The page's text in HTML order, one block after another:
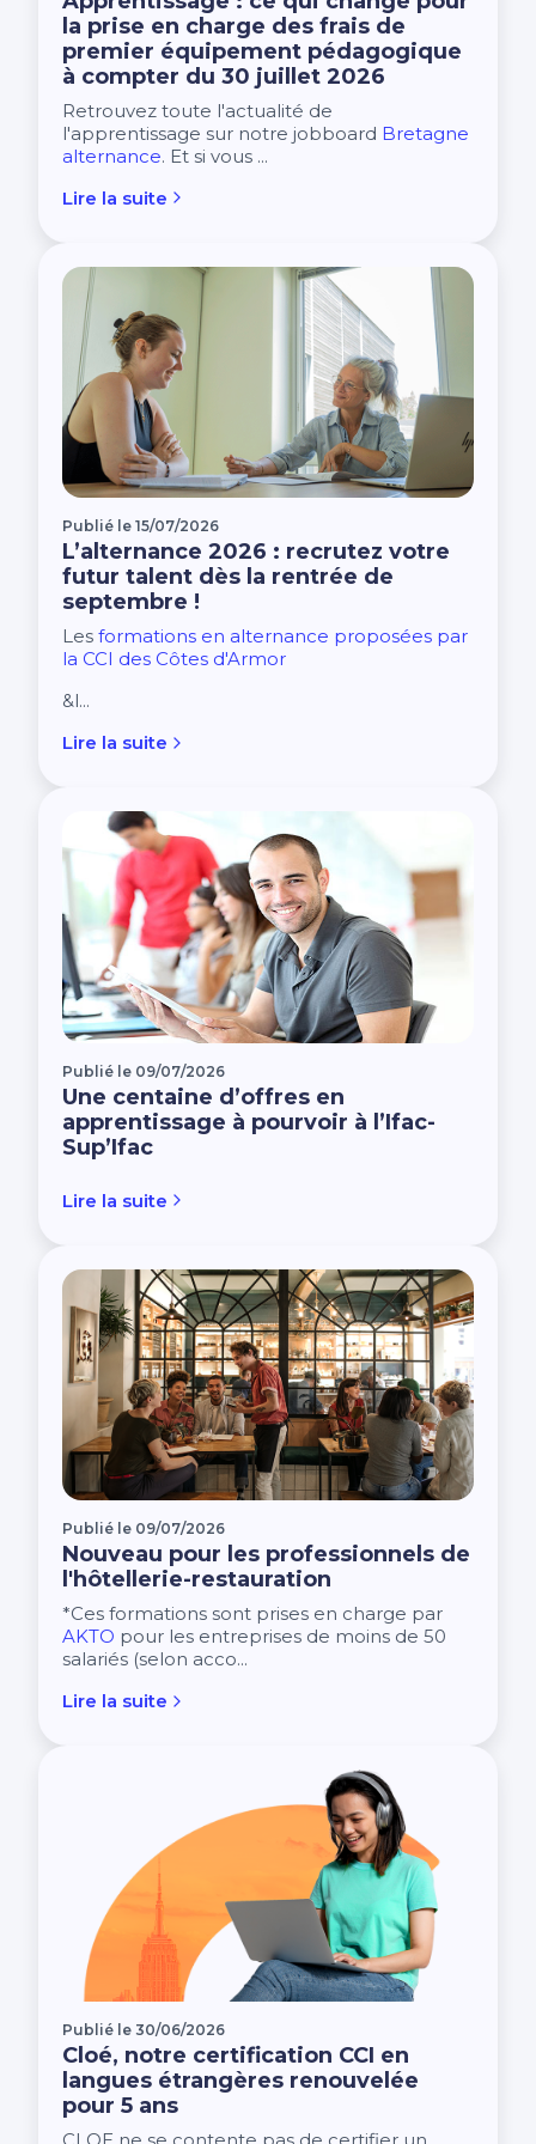
Nos centres dans CCI Formation
Morbihan
Charte de protection des données personnelles
Financer ma formation avec les aides de la
Région Bretagne
la prise en charge des frais de
premier équipement pédagogique
à compter du 30 juillet 2026
Retrouvez toute l'actualité de
l'apprentissage sur notre jobboard Bretagne
alternance. Et si vous ...
Lire la suite
Publié le 15/07/2026
L’alternance 2026 : recrutez votre
futur talent dès la rentrée de
septembre !
Les formations en alternance proposées par
la CCI des Côtes d'Armor
&l...
Lire la suite
Publié le 09/07/2026
Une centaine d’offres en
apprentissage à pourvoir à l’Ifac-
Sup’Ifac
Lire la suite
Publié le 09/07/2026
Nouveau pour les professionnels de
l'hôtellerie-restauration
*Ces formations sont prises en charge par
AKTO pour les entreprises de moins de 50
salariés (selon acco...
Lire la suite
Publié le 30/06/2026
Cloé, notre certification CCI en
langues étrangères renouvelée
pour 5 ans
CLOE ne se contente pas de certifier un